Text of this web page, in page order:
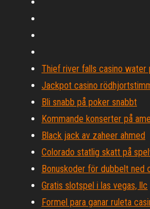
Thief river falls casino water
Jackpot casino
Bli snabb på poker snabbt
Kommande konserter på
Black jack av zaheer ahmed
Colorado statlig skatt på
Bonuskoder för dubbelt ned
Gratis slotspel i las vegas, llc
Formel para ganar ruleta